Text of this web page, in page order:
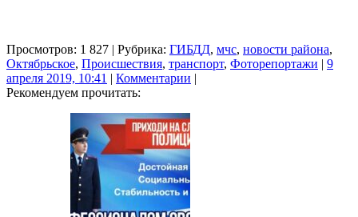
Просмотров: 1 827 | Рубрика: ГИБДД, мчс, новости района,
Октябрьское, Происшествия, транспорт, Фоторепортажи | 9
апреля 2019, 10:41 | Комментарии |
Рекомендуем прочитать: